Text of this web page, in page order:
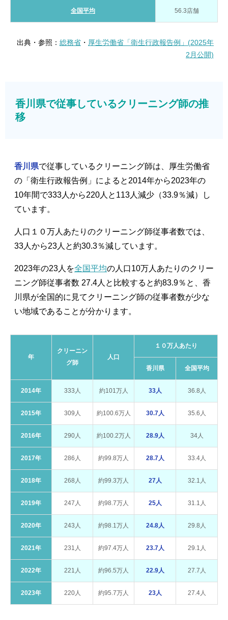
全国平均 56.3店舗
出典・参照： 総務省 ・ 厚生労働省「衛生行政報告例」(2025年
2月公開)
香川県で従事しているクリーニング師の推
移
香川県で従事しているクリーニング師は、厚生労働省
の「衛生行政報告例」によると2014年から2023年の
10年間で333人から220人と113人減少（33.9％減）し
ています。
人口１０万人あたりのクリーニング師従事者数では、
33人から23人と約30.3％減しています。
2023年の23人を全国平均の人口10万人あたりのクリー
ニング師従事者数 27.4人と比較すると約83.9％と、香
川県が全国的に見てクリーニング師の従事者数が少な
い地域であることが分かります。
年
クリーニン
グ師
人口
１０万人あたり
香川県 全国平均
2014年 333人 約101万人 33人 36.8人
2015年 309人 約100.6万人 30.7人 35.6人
2016年 290人 約100.2万人 28.9人 34人
2017年 286人 約99.8万人 28.7人 33.4人
2018年 268人 約99.3万人 27人 32.1人
2019年 247人 約98.7万人 25人 31.1人
2020年 243人 約98.1万人 24.8人 29.8人
2021年 231人 約97.4万人 23.7人 29.1人
2022年 221人 約96.5万人 22.9人 27.7人
2023年 220人 約95.7万人 23人 27.4人